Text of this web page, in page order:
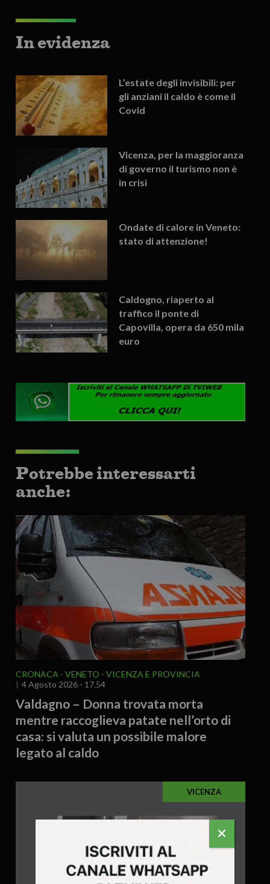
In evidenza
L’estate degli invisibili: per
gli anziani il caldo è come il
Covid
Vicenza, per la maggioranza
di governo il turismo non è
in crisi
Ondate di calore in Veneto:
stato di attenzione!
Caldogno, riaperto al
traffico il ponte di
Capovilla, opera da 650 mila
euro
Potrebbe interessarti
anche:
CRONACA VENETO
VICENZA E PROVINCIA
4 Agosto 2026 - 17.54
Valdagno – Donna trovata morta
mentre raccoglieva patate nell’orto di
casa: si valuta un possibile malore
legato al caldo
VICENZA